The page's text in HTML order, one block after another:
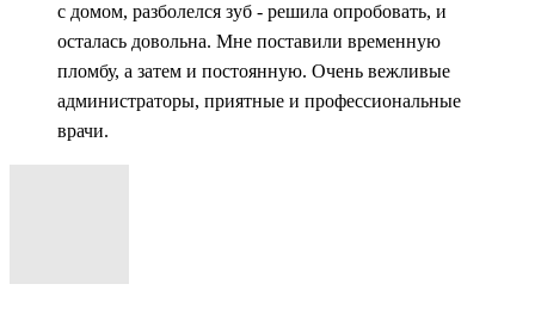
с домом, разболелся зуб - решила опробовать, и
осталась довольна. Мне поставили временную
пломбу, а затем и постоянную. Очень вежливые
администраторы, приятные и профессиональные
врачи.